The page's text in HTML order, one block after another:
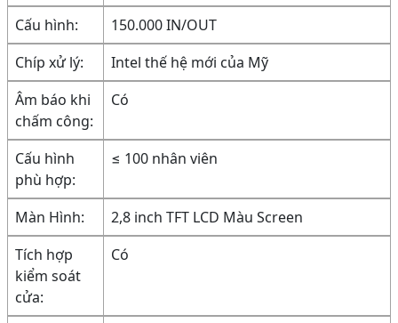
Cấu hình:
150.000 IN/OUT
Chíp xử lý:
Intel thế hệ mới của Mỹ
Âm báo khi
chấm công:
Có
Cấu hình
phù hợp:
≤ 100 nhân viên
Màn Hình:
2,8 inch TFT LCD Màu Screen
Tích hợp
kiểm soát
cửa:
Có